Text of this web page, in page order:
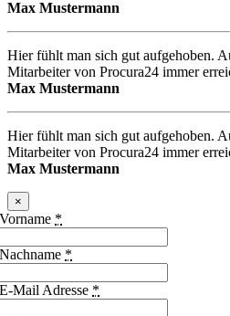
Max Mustermann
Hier fühlt man sich gut aufgehoben.
Mitarbeiter von Procura24 immer
Max Mustermann
Hier fühlt man sich gut aufgehoben.
Mitarbeiter von Procura24 immer
Max Mustermann
×
Vorname *
Nachname *
E-Mail Adresse *